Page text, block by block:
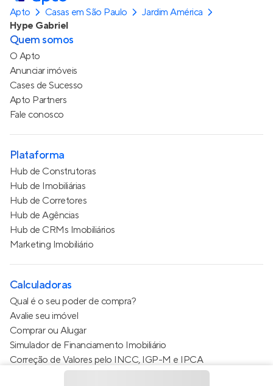
Apto Casas em São Paulo
Jardim América
Hype Gabriel
Quem somos
O Apto
Anunciar imóveis
Cases de Sucesso
Apto Partners
Fale conosco
Plataforma
Hub de Construtoras
Hub de Imobiliárias
Hub de Corretores
Hub de Agências
Hub de CRMs Imobiliários
Marketing Imobiliário
Calculadoras
Qual é o seu poder de compra?
Avalie seu imóvel
Comprar ou Alugar
Simulador de Financiamento Imobiliário
Correção de Valores pelo INCC, IGP-M e IPCA
Estimativa de valor do condomínio